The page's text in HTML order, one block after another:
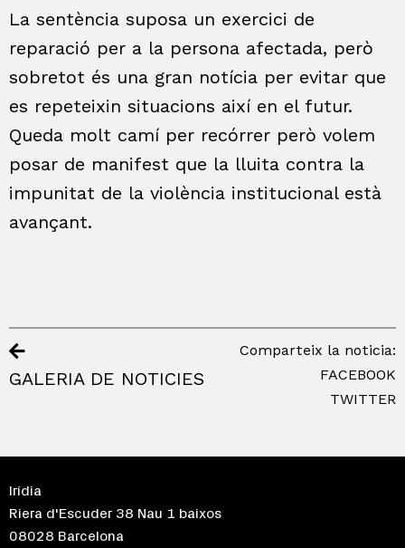
La sentència suposa un exercici de
reparació per a la persona afectada, però
sobretot és una gran notícia per evitar que
es repeteixin situacions així en el futur.
Queda molt camí per recórrer però volem
posar de manifest que la lluita contra la
impunitat de la violència institucional està
avançant.
GALERIA DE NOTICIES
Comparteix la noticia:
FACEBOOK
TWITTER
Irídia
Riera d'Escuder 38 Nau 1 baixos
08028 Barcelona